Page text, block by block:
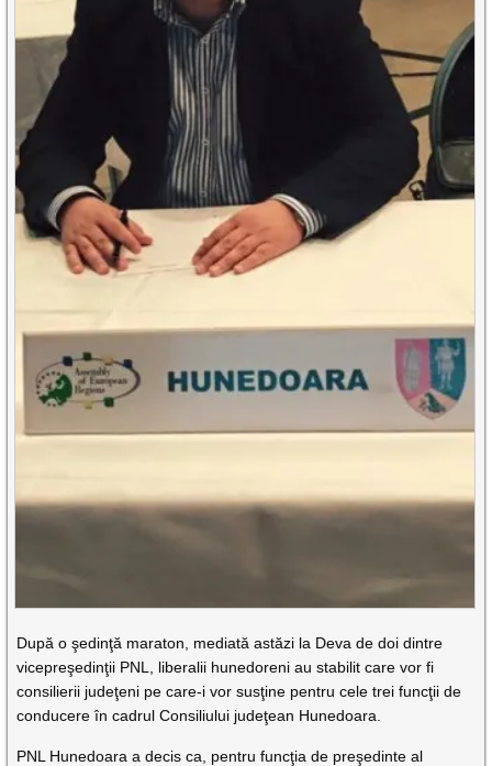
După o şedinţă maraton, mediată astăzi la Deva de doi dintre
vicepreşedinţii PNL, liberalii hunedoreni au stabilit care vor fi
consilierii judeţeni pe care-i vor susţine pentru cele trei funcţii de
conducere în cadrul Consiliului judeţean Hunedoara.
PNL Hunedoara a decis ca, pentru funcţia de preşedinte al